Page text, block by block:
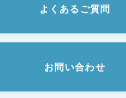
よくあるご質問
お問い合わせ